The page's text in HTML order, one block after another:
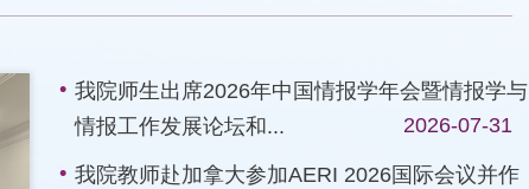
我院师生出席2026年中国情报学年会暨情报学与
情报工作发展论坛和...
2026-07-31
我院教师赴加拿大参加AERI 2026国际会议并作